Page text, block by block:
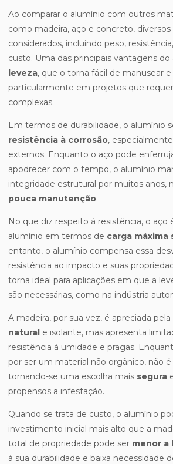
Ao comparar o alumínio com outros
como madeira, aço e concreto,
considerados, incluindo peso,
custo. Uma das principais vantagens do
leveza, que o torna fácil de manusear e
particularmente em projetos que
complexas.
Em termos de durabilidade, o alumínio
resistência à corrosão,
externos. Enquanto o aço pode
apodrecer com o tempo, o alumínio
integridade estrutural por muitos anos,
pouca manutenção.
No que diz respeito à resistência, o aço
alumínio em termos de carga máxima
entanto, o alumínio compensa essa
resistência ao impacto e suas
torna ideal para aplicações em que a
são necessárias, como na indústria
A madeira, por sua vez, é apreciada pela
natural e isolante, mas apresenta
resistência à umidade e pragas.
por ser um material não orgânico, não
tornando-se uma escolha mais segura
propensos a infestação.
Quando se trata de custo, o alumínio
investimento inicial mais alto que a
total de propriedade pode ser menor a
à sua durabilidade e baixa necessidade